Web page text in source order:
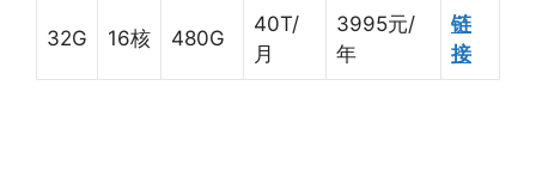
32G 16核 480G
40T/
月
3995元/
年
链
接